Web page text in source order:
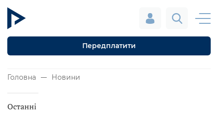
Передплатити
Головна Новини
Останні